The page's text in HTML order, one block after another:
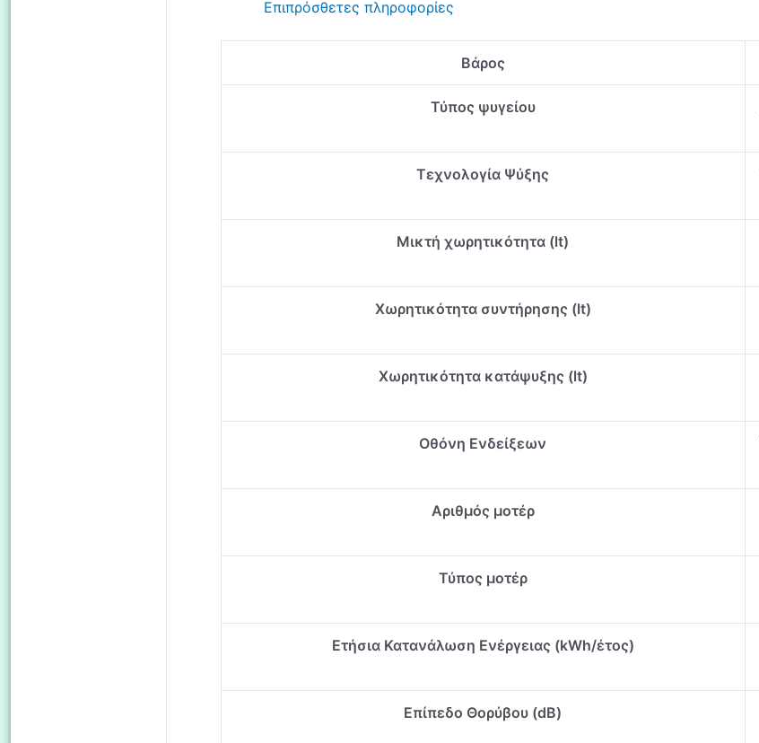
Επιπρόσθετες πληροφορίες
Βάρος
Τύπος ψυγείου
Τεχνολογία Ψύξης
Μικτή χωρητικότητα (lt)
Xωρητικότητα συντήρησης (lt)
Xωρητικότητα κατάψυξης (lt)
Οθόνη Ενδείξεων
Αριθμός μοτέρ
Τύπος μοτέρ
Ετήσια Κατανάλωση Ενέργειας (kWh/έτος)
Επίπεδο Θορύβου (dB)